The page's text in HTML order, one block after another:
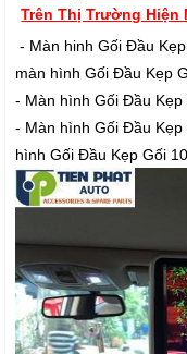
Trên Thị Trường Hiện
- Màn hinh Gối Đầu
màn hình Gối Đầu Kẹp
- Màn hình Gối Đầu Kẹp
- Màn hình Gối Đầu
hình Gối Đầu Kẹp Gối